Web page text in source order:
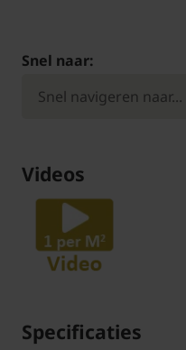
Snel naar:
Videos
Specificaties